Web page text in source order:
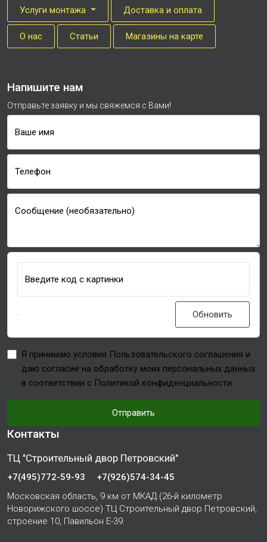
Услуги монтажа Доставка и оплата
О нас Cтатьи Магазины на карте
Напишите нам
Отправьте заявку и мы свяжемся с Вами!
Ваше имя
Телефон
Сообщение (необязательно)
Введите код с картинки
Обновить
Я принимаю условия Пользовательского соглашения и
даю согласие на обработку моих персональных данных
в соответствии с Политикой конфиденциальности
Отправить
Контакты
ТЦ "Строительный двор Петровский"
+7(495)772-59-93
+7(926)574-34-45
Московская область, 9 км от МКАД (26-й километр
Новорижского шоссе) ТЦ Строительный двор Петровский,
строение 10, Павильон Е-39.